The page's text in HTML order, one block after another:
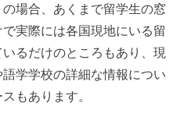
場合、あくまで留学生の窓
実際には各国現地にいる留
るだけのところもあり、現
学学校の詳細な情報につい
もあります。